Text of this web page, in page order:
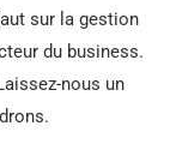
sur la gestion
du business.
nous un